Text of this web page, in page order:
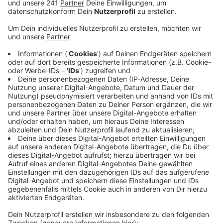
Donnerstag, 03.07.2025 12:37
Nach Angaben des ehemaligen Mitbewohners habe
sich der mutmaßliche Täter die brutalen
Hinrichtungsvideos regelmäßig über den
Messengerdienst Telegram angesehen. Auch andere
habe er dazu bringen wollen, die Aufnahmen zu sehen,
doch die lehnten ab. Der Zeuge erzählte außerdem,
der jetzt Angeklagte sei früher in einem Lager der
Terrormiliz IS gewesen. Was genau er dort gemacht
hat, bleibt unklar. Der Syrer steht wegen dreifachen
Mordes und zehnfachen versuchten Mordes vor
Gericht. Im vergangenen August soll er beim
Stadtfest in Solingen mehrere Menschen mit einem